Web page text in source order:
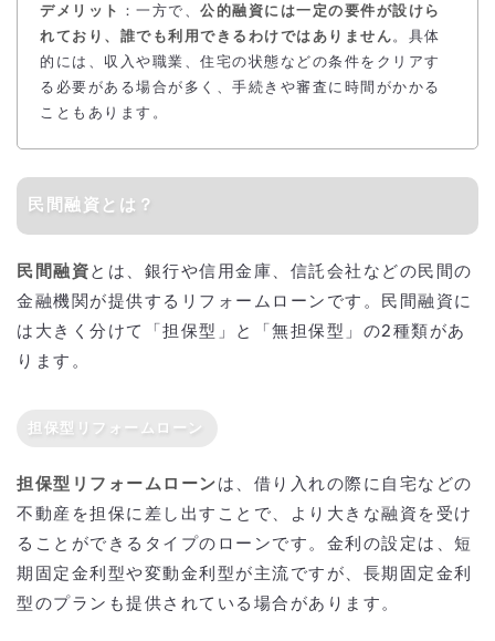
デメリット ：一方で、 公的融資には一定の要件が設けら
れており、誰でも利用できるわけではありません。具体
的には、収入や職業、住宅の状態などの条件をクリアす
る必要がある場合が多く、手続きや審査に時間がかかる
こともあります。
民間融資とは？
民間融資 とは、銀行や信用金庫、信託会社などの民間の
金融機関が提供するリフォームローンです。民間融資に
は大きく分けて「担保型」と「無担保型」の2種類があ
ります。
担保型リフォームローン
担保型リフォームローン は、借り入れの際に自宅などの
不動産を担保に差し出すことで、より大きな融資を受け
ることができるタイプのローンです。金利の設定は、短
期固定金利型や変動金利型が主流ですが、長期固定金利
型のプランも提供されている場合があります。